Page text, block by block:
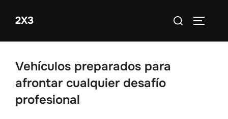
2X3 Buscar:
Vehículos preparados para
afrontar cualquier desafío
profesional